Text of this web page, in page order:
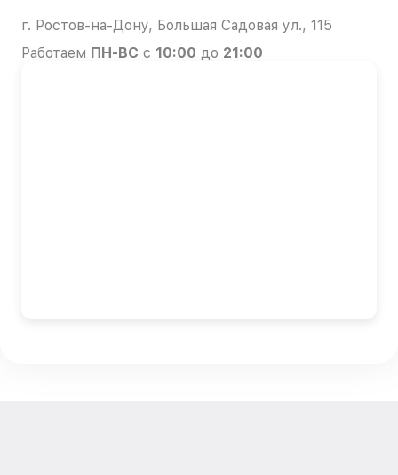
г. Ростов-на-Дону, Большая Садовая ул., 115
Работаем ПН-ВС с 10:00 до 21:00